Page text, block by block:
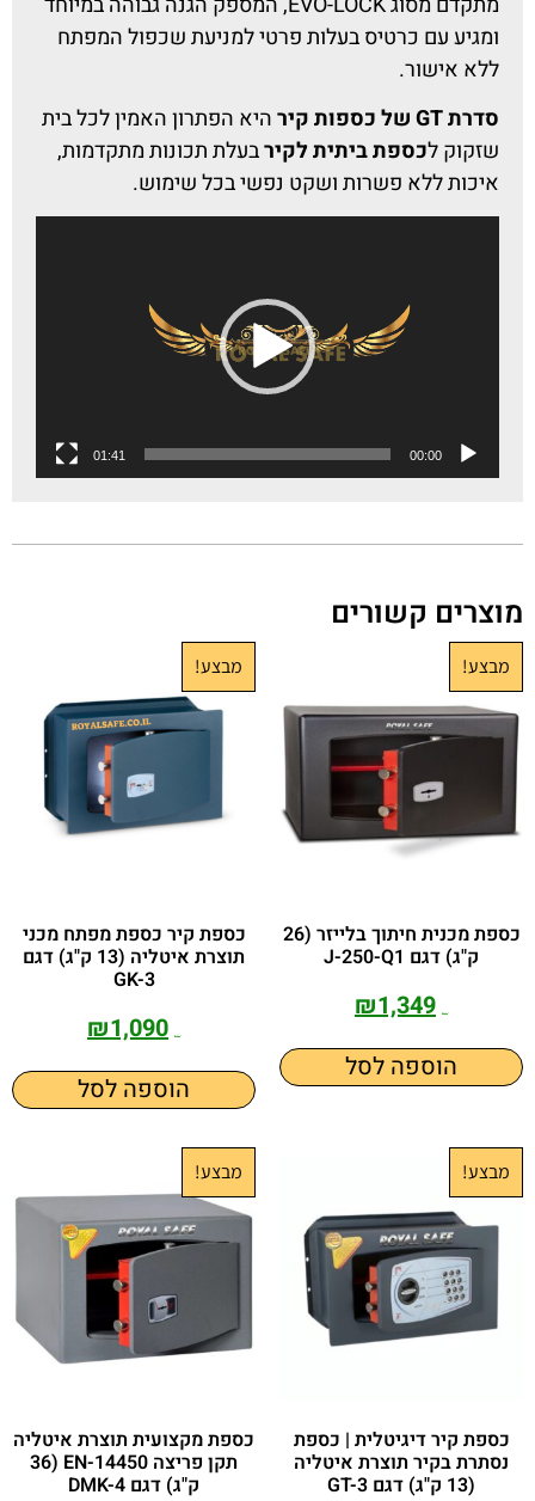
ומגיע עם כרטיס בעלות פרטי למניעת שכפול המפתח
ללא אישור.
סדרת GT של כספות קיר
היא הפתרון האמין לכל בית
שזקוק לכספת ביתית לקירבעלת תכונות מתקדמות,
איכות ללא פשרות ושקט נפשי בכל שימוש.
00:00
01:41
מוצרים קשורים
מבצע!
כספת מכנית חיתוך בלייזר (26
ק"ג) דגם J-250-Q1
₪1,349
הוספה לסל
מבצע!
כספת קיר כספת מפתח מכני
תוצרת איטליה (13 ק"ג) דגם
GK-3
₪1,090
הוספה לסל
מבצע!
כספת קיר דיגיטלית | כספת
נסתרת בקיר תוצרת איטליה
(13 ק"ג) דגם GT-3
מבצע!
כספת מקצועית תוצרת איטליה
תקן פריצה EN-14450 (36
ק"ג) דגם DMK-4